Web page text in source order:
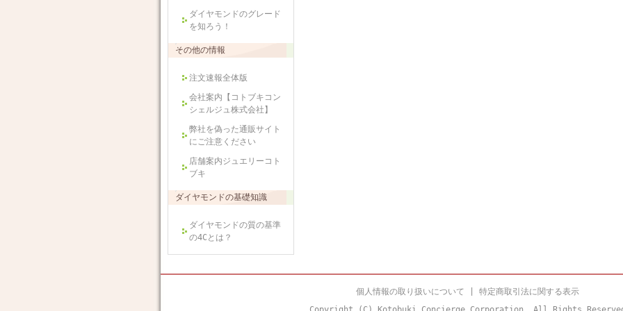
ダイヤモンドのグレード
を知ろう！
その他の情報
注文速報全体版
会社案内【コトブキコン
シェルジュ株式会社】
弊社を偽った通販サイト
にご注意ください
店舗案内ジュエリーコト
ブキ
ダイヤモンドの基礎知識
ダイヤモンドの質の基準
の4Cとは？
個人情報の取り扱いについて
特定商取引法に関する表示